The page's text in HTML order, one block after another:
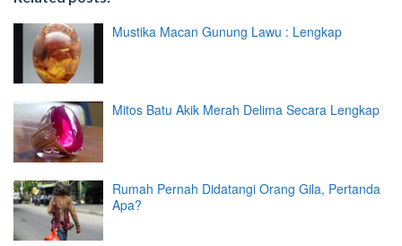
Mustika Macan Gunung Lawu : Lengkap
Mitos Batu Akik Merah Delima Secara Lengkap
Rumah Pernah Didatangi Orang Gila, Pertanda
Apa?